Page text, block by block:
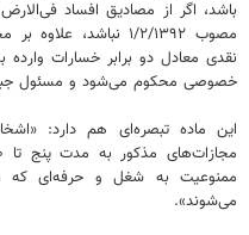
مصوب ۱/۲/۱۳۹۲
نقدی معادل دو برابر خسارات
خصوصی محکوم می‌شود و مسئول
این ماده تبصره‌ای هم دارد:
ممنوعیت به شغل و حرفه‌ای که
می‌شوند».